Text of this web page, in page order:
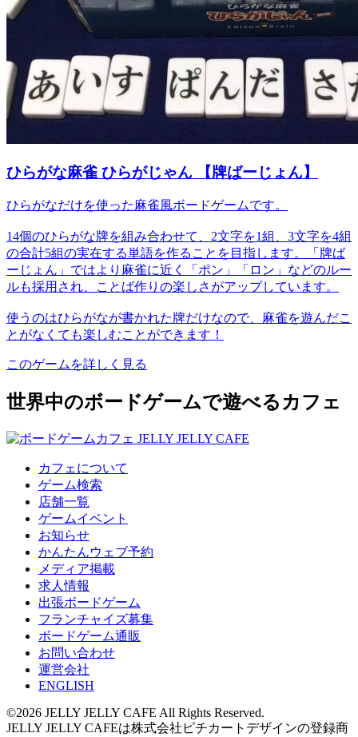
ひらがな麻雀 ひらがじゃん 【牌ばーじょん】
ひらがなだけを使った麻雀風ボードゲームです。
14個のひらがな牌を組み合わせて、2文字を1組、3文字を4組
の合計5組の実在する単語を作ることを目指します。「牌ば
ーじょん」ではより麻雀に近く「ポン」「ロン」などのルー
ルも採用され、ことば作りの楽しさがアップしています。
使うのはひらがなが書かれた牌だけなので、麻雀を遊んだこ
とがなくても楽しむことができます！
このゲームを詳しく見る
世界中のボードゲームで遊べるカフェ
カフェについて
ゲーム検索
店舗一覧
ゲームイベント
お知らせ
かんたんウェブ予約
メディア掲載
求人情報
出張ボードゲーム
フランチャイズ募集
ボードゲーム通販
お問い合わせ
運営会社
ENGLISH
©2026 JELLY JELLY CAFE All Rights Reserved.
JELLY JELLY CAFEは株式会社ピチカートデザインの登録商